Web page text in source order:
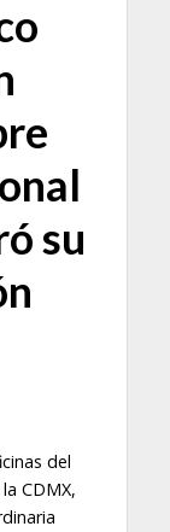
su
del
CDMX,